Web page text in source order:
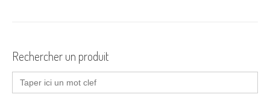
Rechercher un produit
Search
for: